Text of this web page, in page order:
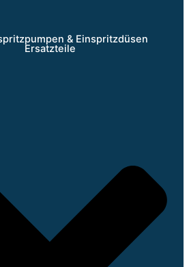
& Einspritzdüsen
Ersatzteile